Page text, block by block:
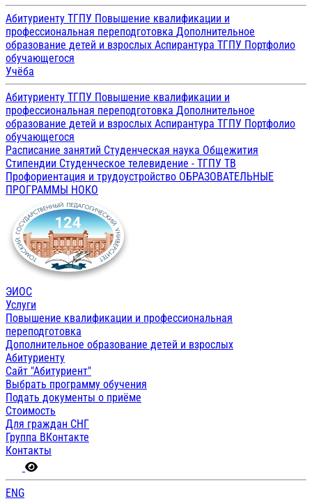
Абитуриенту ТГПУ Повышение квалификации и
профессиональная переподготовка Дополнительное
образование детей и взрослых Аспирантура ТГПУ Портфолио
обучающегося
Учёба
Абитуриенту ТГПУ Повышение квалификации и
профессиональная переподготовка Дополнительное
образование детей и взрослых Аспирантура ТГПУ Портфолио
обучающегося
Расписание занятий Студенческая наука Общежития
Стипендии Студенческое телевидение - ТГПУ ТВ
Профориентация и трудоустройство ОБРАЗОВАТЕЛЬНЫЕ
ПРОГРАММЫ НОКО
ЭИОС
Услуги
Повышение квалификации и профессиональная
переподготовка
Дополнительное образование детей и взрослых
Абитуриенту
Сайт "Абитуриент"
Выбрать программу обучения
Подать документы о приёме
Стоимость
Для граждан СНГ
Группа ВКонтакте
Контакты
ENG